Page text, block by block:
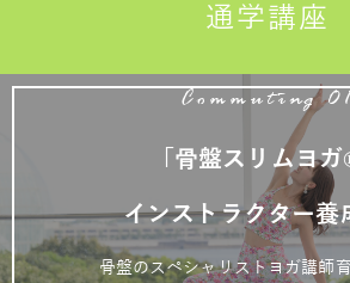
通学講座
Commuting 01
「骨盤スリムヨガ
インストラクター養
骨盤のスペシャリストヨガ講師